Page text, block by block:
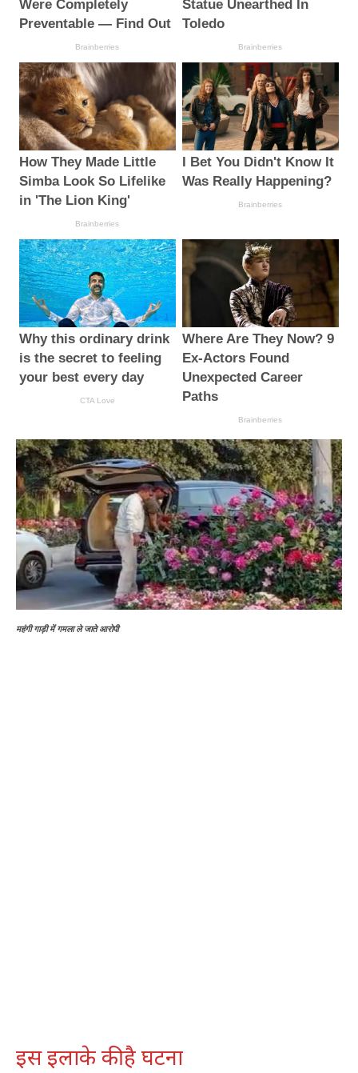
महंगी गाड़ी में गमला ले जाते आरोपी
इस इलाके की है घटना